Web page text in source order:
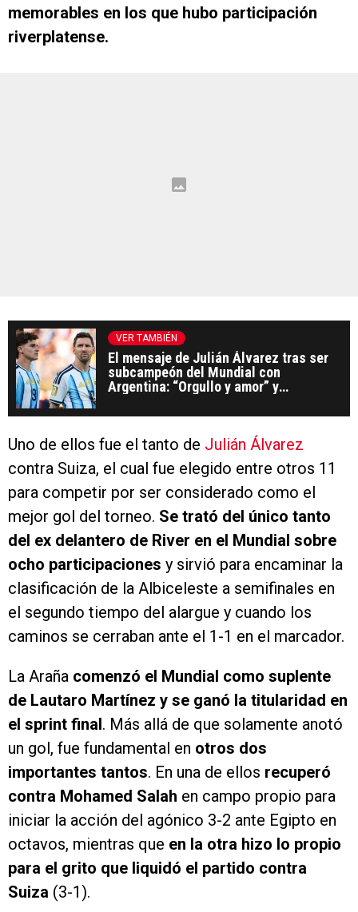
memorables en los que hubo participación
riverplatense.
VER TAMBIÉN
El mensaje de Julián Álvarez tras ser
subcampeón del Mundial con
Argentina: “Orgullo y amor” y
Uno de ellos fue el tanto de Julián Álvarez
contra Suiza, el cual fue elegido entre otros 11
para competir por ser considerado como el
mejor gol del torneo. Se trató del único tanto
del ex delantero de River en el Mundial sobre
ocho participaciones y sirvió para encaminar la
clasificación de la Albiceleste a semifinales en
el segundo tiempo del alargue y cuando los
caminos se cerraban ante el 1-1 en el marcador.
La Araña comenzó el Mundial como suplente
de Lautaro Martínez y se ganó la titularidad en
el sprint final . Más allá de que solamente anotó
un gol, fue fundamental en otros dos
importantes tantos. En una de ellos recuperó
contra Mohamed Salah en campo propio para
iniciar la acción del agónico 3-2 ante Egipto en
octavos, mientras que en la otra hizo lo propio
para el grito que liquidó el partido contra
Suiza (3-1).